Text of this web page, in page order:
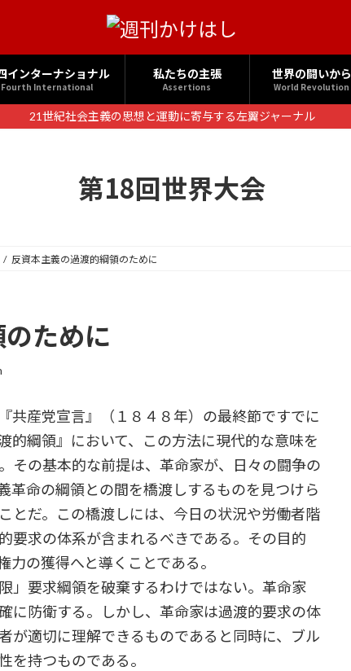
インターナショナル
Fourth International
私たちの主張
Assertions
世界の闘いから
World Revolution
21世紀社会主義の思想と運動に寄与する左翼ジャーナル
第18回世界大会
反資本主義の過渡的綱領のために
ために
産党宣言』（１８４８年）の最終節ですでに
的綱領』において、この方法に現代的な意味を
その基本的な前提は、革命家が、日々の闘争の
革命の綱領との間を橋渡しするものを見つけら
とだ。この橋渡しには、今日の状況や労働者階
要求の体系が含まれるべきである。その目的
の獲得へと導くことである。
」要求綱領を破棄するわけではない。革命家
に防衛する。しかし、革命家は過渡的要求の体
が適切に理解できるものであると同時に、ブル
を持つものである。